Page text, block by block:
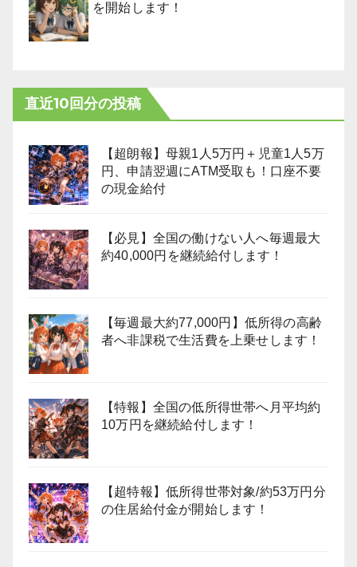
を開始します！
直近10回分の投稿
【超朗報】母親1人5万円＋児童1人5万
円、申請翌週にATM受取も！口座不要
の現金給付
【必見】全国の働けない人へ毎週最大
約40,000円を継続給付します！
【毎週最大約77,000円】低所得の高齢
者へ非課税で生活費を上乗せします！
【特報】全国の低所得世帯へ月平均約
10万円を継続給付します！
【超特報】低所得世帯対象/約53万円分
の住居給付金が開始します！